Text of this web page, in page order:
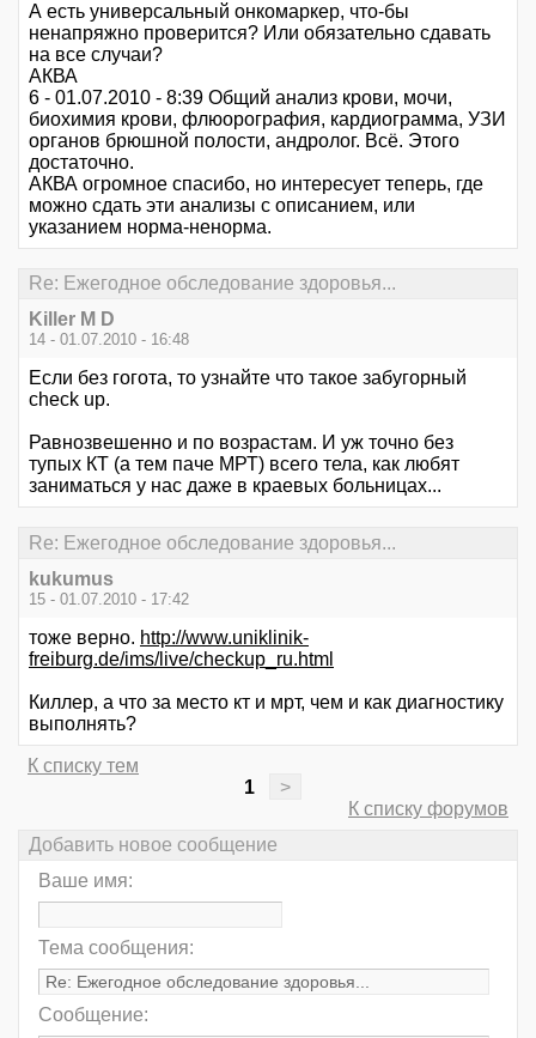
А есть универсальный онкомаркер, что-бы
ненапряжно проверится? Или обязательно сдавать
на все случаи?
АКВА
6 - 01.07.2010 - 8:39 Общий анализ крови, мочи,
биохимия крови, флюорография, кардиограмма, УЗИ
органов брюшной полости, андролог. Всё. Этого
достаточно.
АКВА огромное спасибо, но интересует теперь, где
можно сдать эти анализы с описанием, или
указанием норма-ненорма.
Re: Ежегодное обследование здоровья...
Killer M D
14 - 01.07.2010 - 16:48
Если без гогота, то узнайте что такое забугорный
check up.
Равнозвешенно и по возрастам. И уж точно без
тупых КТ (а тем паче МРТ) всего тела, как любят
заниматься у нас даже в краевых больницах...
Re: Ежегодное обследование здоровья...
kukumus
15 - 01.07.2010 - 17:42
тоже верно. http://www.uniklinik-
freiburg.de/ims/live/checkup_ru.html
Киллер, а что за место кт и мрт, чем и как диагностику
выполнять?
К списку тем
1
>
К списку форумов
Добавить новое сообщение
Ваше имя:
Тема сообщения:
Сообщение: